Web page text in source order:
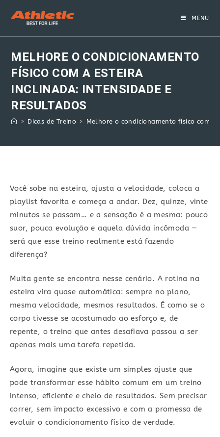
MENU
MELHORE O CONDICIONAMENTO
FÍSICO COM A ESTEIRA
INCLINADA: INTENSIDADE E
RESULTADOS
> Dicas de Treino > Melhore o condicionamento físico com
Você sobe na esteira, ajusta a velocidade, coloca a
playlist favorita e começa a andar. Dez, quinze, vinte
minutos se passam… e a sensação é a mesma: pouco
suor, pouca evolução e aquela dúvida incômoda —
será que esse treino realmente está fazendo
diferença?
Muita gente se encontra nesse cenário. A rotina na
esteira vira quase automática: sempre no plano,
mesma velocidade, mesmos resultados. É como se o
corpo tivesse se acostumado ao esforço e, de
repente, o treino que antes desafiava passou a ser
apenas mais uma tarefa repetida.
Agora, imagine que existe um simples ajuste que
pode transformar esse hábito comum em um treino
intenso, eficiente e cheio de resultados. Sem precisar
correr, sem impacto excessivo e com a promessa de
evoluir o condicionamento físico de verdade.